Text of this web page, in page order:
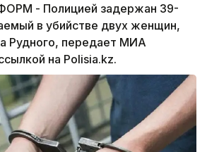
- Полицией задержан 39-
в убийстве двух женщин,
Рудного, передает МИА
на Polisia.kz.